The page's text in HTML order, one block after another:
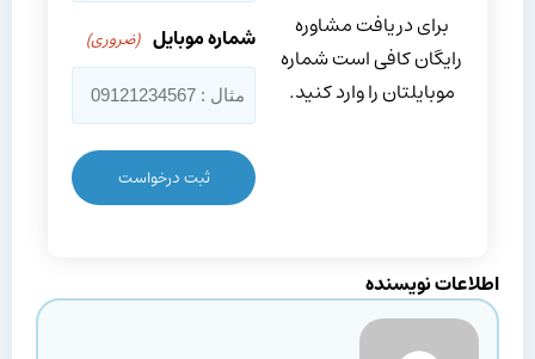
برای دریافت مشاوره
رایگان کافی است شماره
موبایلتان را وارد کنید.
شماره موبایل (ضروری)
اطلاعات نویسنده